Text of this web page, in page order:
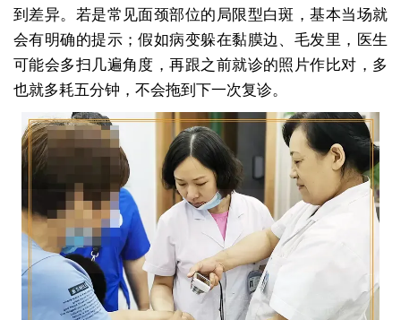
到差异。若是常见面颈部位的局限型白斑，基本当场就
会有明确的提示；假如病变躲在黏膜边、毛发里，医生
可能会多扫几遍角度，再跟之前就诊的照片作比对，多
也就多耗五分钟，不会拖到下一次复诊。